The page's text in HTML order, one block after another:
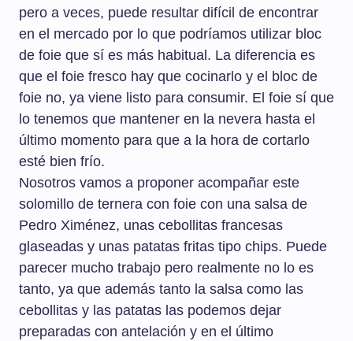
pero a veces, puede resultar difícil de encontrar
en el mercado por lo que podríamos utilizar bloc
de foie que sí es más habitual. La diferencia es
que el foie fresco hay que cocinarlo y el bloc de
foie no, ya viene listo para consumir. El foie sí que
lo tenemos que mantener en la nevera hasta el
último momento para que a la hora de cortarlo
esté bien frío.
Nosotros vamos a proponer acompañar este
solomillo de ternera con foie con una salsa de
Pedro Ximénez, unas cebollitas francesas
glaseadas y unas patatas fritas tipo chips. Puede
parecer mucho trabajo pero realmente no lo es
tanto, ya que además tanto la salsa como las
cebollitas y las patatas las podemos dejar
preparadas con antelación y en el último